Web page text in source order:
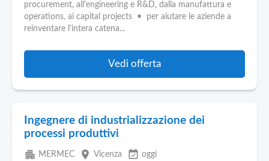
procurement, all'engineering e R&D, dalla manufattura e
operations, ai capital projects • per aiutare le aziende a
reinventare l'intera catena...
Vedi offerta
Ingegnere di industrializzazione dei
processi produttivi
apartment MERMEC place Vicenza event_available oggi